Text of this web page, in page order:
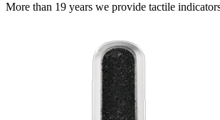
More than 19 years we provide tactile